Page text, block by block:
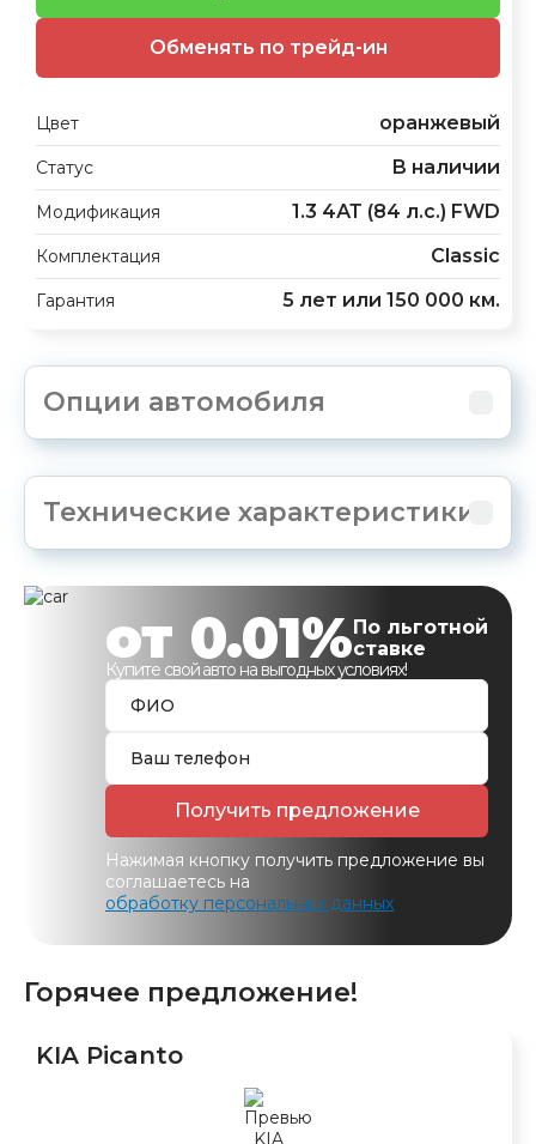
Обменять по трейд-ин
Цвет оранжевый
Статус В наличии
Модификация 1.3 4АТ (84 л.с.) FWD
Комплектация Classic
Гарантия 5 лет или 150 000 км.
Опции автомобиля
Технические характеристики
от 0.01%По льготной
ставке
Купите свой авто на выгодных условиях!
Получить предложение
Нажимая кнопку получить предложение вы
соглашаетесь на
обработку персональных данных
Горячее предложение!
KIA Picanto